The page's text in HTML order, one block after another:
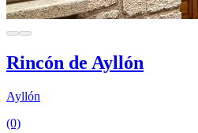
Rincón de Ayllón
Ayllón
(0)